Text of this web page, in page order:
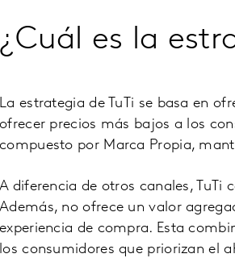
¿Cuál es la
La estrategia de TuTi se basa en
ofrecer precios más bajos a los
compuesto por Marca Propia,
A diferencia de otros canales, TuTi
Además, no ofrece un valor
experiencia de compra. Esta
los consumidores que priorizan el